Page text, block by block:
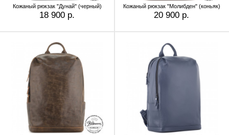
Кожаный рюкзак "Дунай" (черный)
18 900 р.
Кожаный рюкзак "Молибден" (коньяк)
20 900 р.